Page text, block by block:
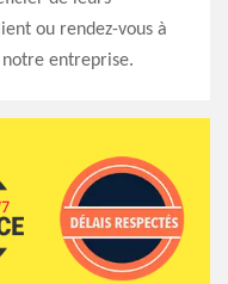
ou rendez-vous à
notre entreprise.